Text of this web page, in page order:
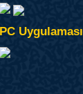
PC Uygulaması